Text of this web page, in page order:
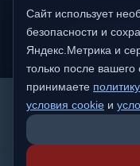
We detected
speaking region.
Отвечаю по
серверов,
Надёжный
Сайт использует
безопасности и
Яндекс.Метрика и
только после вашего
принимаете
условия cookie и